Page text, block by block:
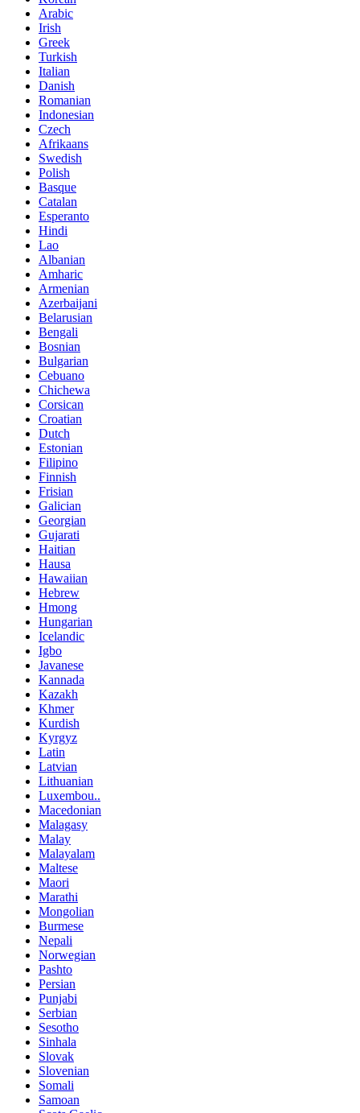
Arabic
Irish
Greek
Turkish
Italian
Danish
Romanian
Indonesian
Czech
Afrikaans
Swedish
Polish
Basque
Catalan
Esperanto
Hindi
Lao
Albanian
Amharic
Armenian
Azerbaijani
Belarusian
Bengali
Bosnian
Bulgarian
Cebuano
Chichewa
Corsican
Croatian
Dutch
Estonian
Filipino
Finnish
Frisian
Galician
Georgian
Gujarati
Haitian
Hausa
Hawaiian
Hebrew
Hmong
Hungarian
Icelandic
Igbo
Javanese
Kannada
Kazakh
Khmer
Kurdish
Kyrgyz
Latin
Latvian
Lithuanian
Luxembou..
Macedonian
Malagasy
Malay
Malayalam
Maltese
Maori
Marathi
Mongolian
Burmese
Nepali
Norwegian
Pashto
Persian
Punjabi
Serbian
Sesotho
Sinhala
Slovak
Slovenian
Somali
Samoan